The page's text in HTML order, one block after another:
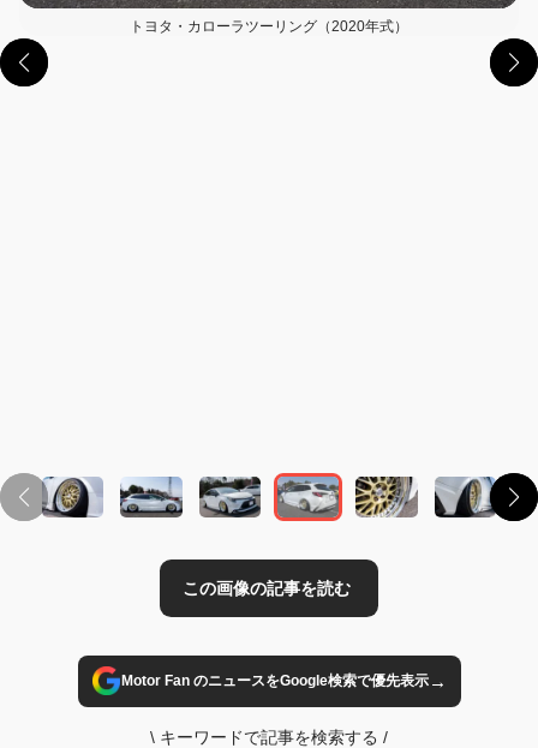
トヨタ・カローラツーリング（2020年式）
Motor Fan のニュースをGoogle検索で優先表示→
\ キーワードで記事を検索する /